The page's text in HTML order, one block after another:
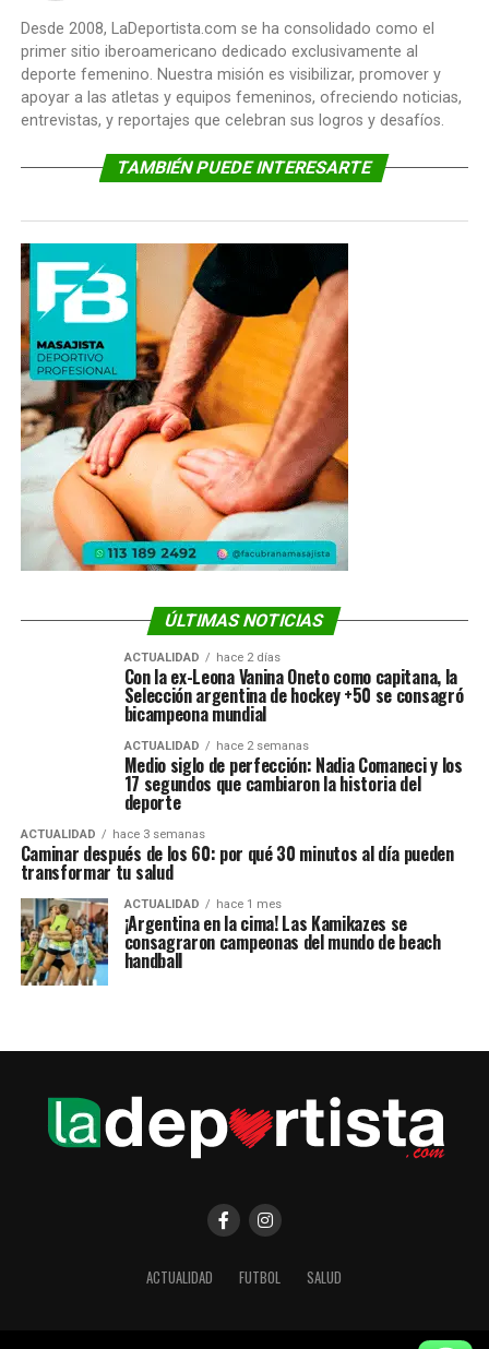
Desde 2008, LaDeportista.com se ha consolidado como el
primer sitio iberoamericano dedicado exclusivamente al
deporte femenino. Nuestra misión es visibilizar, promover y
apoyar a las atletas y equipos femeninos, ofreciendo noticias,
entrevistas, y reportajes que celebran sus logros y desafíos.
TAMBIÉN PUEDE INTERESARTE
ÚLTIMAS NOTICIAS
ACTUALIDAD hace 2 días
Con la ex-Leona Vanina Oneto como capitana, la
Selección argentina de hockey +50 se consagró
bicampeona mundial
ACTUALIDAD hace 2 semanas
Medio siglo de perfección: Nadia Comaneci y los
17 segundos que cambiaron la historia del
deporte
ACTUALIDAD hace 3 semanas
Caminar después de los 60: por qué 30 minutos al día pueden
transformar tu salud
ACTUALIDAD hace 1 mes
¡Argentina en la cima! Las Kamikazes se
consagraron campeonas del mundo de beach
handball
ACTUALIDAD FUTBOL SALUD